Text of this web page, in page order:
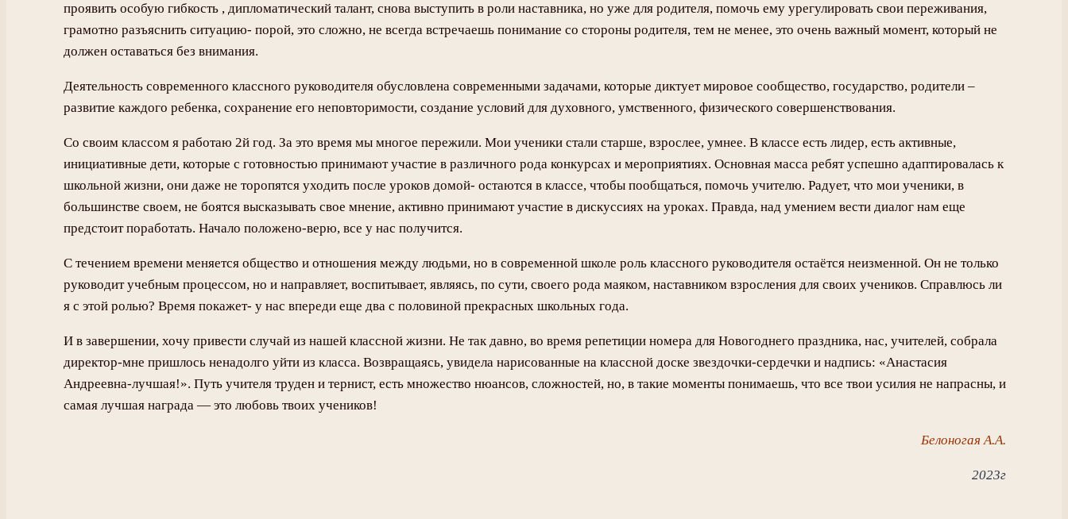
проявить особую гибкость , дипломатический талант, снова выступить в роли наставника, но уже для родителя, помочь ему урегулировать свои переживания,
грамотно разъяснить ситуацию- порой, это сложно, не всегда встречаешь понимание со стороны родителя, тем не менее, это очень важный момент, который не
должен оставаться без внимания.
Деятельность современного классного руководителя обусловлена современными задачами, которые диктует мировое сообщество, государство, родители –
развитие каждого ребенка, сохранение его неповторимости, создание условий для духовного, умственного, физического совершенствования.
Со своим классом я работаю 2й год. За это время мы многое пережили. Мои ученики стали старше, взрослее, умнее. В классе есть лидер, есть активные,
инициативные дети, которые с готовностью принимают участие в различного рода конкурсах и мероприятиях. Основная масса ребят успешно адаптировалась к
школьной жизни, они даже не торопятся уходить после уроков домой- остаются в классе, чтобы пообщаться, помочь учителю. Радует, что мои ученики, в
большинстве своем, не боятся высказывать свое мнение, активно принимают участие в дискуссиях на уроках. Правда, над умением вести диалог нам еще
предстоит поработать. Начало положено-верю, все у нас получится.
С течением времени меняется общество и отношения между людьми, но в современной школе роль классного руководителя остаётся неизменной. Он не только
руководит учебным процессом, но и направляет, воспитывает, являясь, по сути, своего рода маяком, наставником взросления для своих учеников. Справлюсь ли
я с этой ролью? Время покажет- у нас впереди еще два с половиной прекрасных школьных года.
И в завершении, хочу привести случай из нашей классной жизни. Не так давно, во время репетиции номера для Новогоднего праздника, нас, учителей, собрала
директор-мне пришлось ненадолго уйти из класса. Возвращаясь, увидела нарисованные на классной доске звездочки-сердечки и надпись: «Анастасия
Андреевна-лучшая!». Путь учителя труден и тернист, есть множество нюансов, сложностей, но, в такие моменты понимаешь, что все твои усилия не напрасны, и
самая лучшая награда — это любовь твоих учеников!
Белоногая А.А.
2023г